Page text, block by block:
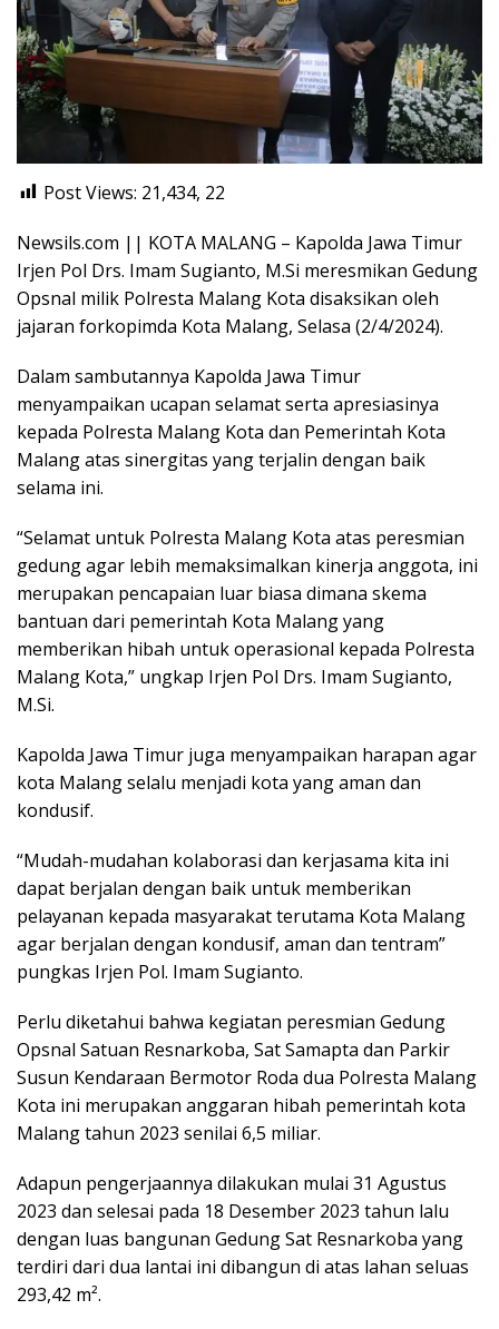
Post Views: 21,434, 22
Newsils.com || KOTA MALANG – Kapolda Jawa Timur
Irjen Pol Drs. Imam Sugianto, M.Si meresmikan Gedung
Opsnal milik Polresta Malang Kota disaksikan oleh
jajaran forkopimda Kota Malang, Selasa (2/4/2024).
Dalam sambutannya Kapolda Jawa Timur
menyampaikan ucapan selamat serta apresiasinya
kepada Polresta Malang Kota dan Pemerintah Kota
Malang atas sinergitas yang terjalin dengan baik
selama ini.
“Selamat untuk Polresta Malang Kota atas peresmian
gedung agar lebih memaksimalkan kinerja anggota, ini
merupakan pencapaian luar biasa dimana skema
bantuan dari pemerintah Kota Malang yang
memberikan hibah untuk operasional kepada Polresta
Malang Kota,” ungkap Irjen Pol Drs. Imam Sugianto,
M.Si.
Kapolda Jawa Timur juga menyampaikan harapan agar
kota Malang selalu menjadi kota yang aman dan
kondusif.
“Mudah-mudahan kolaborasi dan kerjasama kita ini
dapat berjalan dengan baik untuk memberikan
pelayanan kepada masyarakat terutama Kota Malang
agar berjalan dengan kondusif, aman dan tentram”
pungkas Irjen Pol. Imam Sugianto.
Perlu diketahui bahwa kegiatan peresmian Gedung
Opsnal Satuan Resnarkoba, Sat Samapta dan Parkir
Susun Kendaraan Bermotor Roda dua Polresta Malang
Kota ini merupakan anggaran hibah pemerintah kota
Malang tahun 2023 senilai 6,5 miliar.
Adapun pengerjaannya dilakukan mulai 31 Agustus
2023 dan selesai pada 18 Desember 2023 tahun lalu
dengan luas bangunan Gedung Sat Resnarkoba yang
terdiri dari dua lantai ini dibangun di atas lahan seluas
293,42 m².